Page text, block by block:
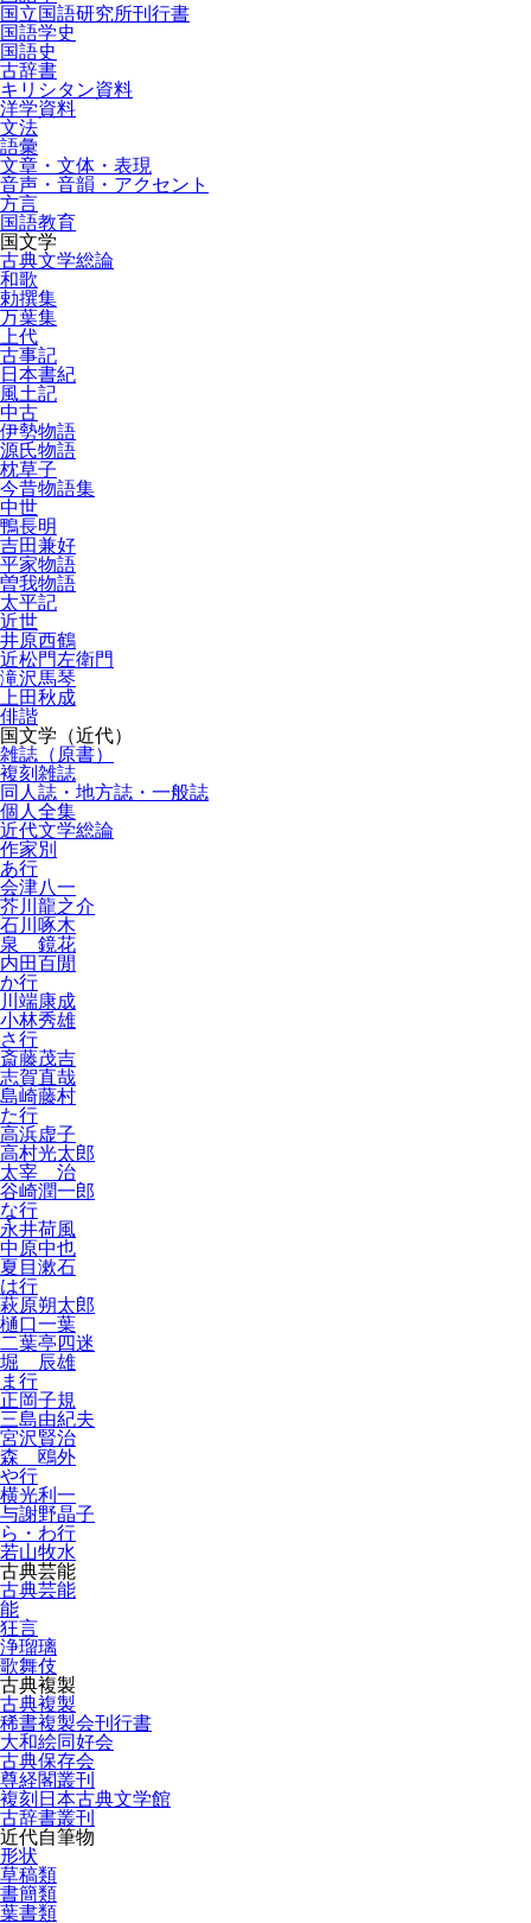
国立国語研究所刊行書
国語学史
国語史
古辞書
キリシタン資料
洋学資料
文法
語彙
文章・文体・表現
音声・音韻・アクセント
方言
国語教育
国文学
古典文学総論
和歌
勅撰集
万葉集
上代
古事記
日本書紀
風土記
中古
伊勢物語
源氏物語
枕草子
今昔物語集
中世
鴨長明
吉田兼好
平家物語
曽我物語
太平記
近世
井原西鶴
近松門左衛門
滝沢馬琴
上田秋成
俳諧
国文学（近代）
雑誌（原書）
複刻雑誌
同人誌・地方誌・一般誌
個人全集
近代文学総論
作家別
あ行
会津八一
芥川龍之介
石川啄木
泉 鏡花
内田百閒
か行
川端康成
小林秀雄
さ行
斎藤茂吉
志賀直哉
島崎藤村
た行
高浜虚子
高村光太郎
太宰 治
谷崎潤一郎
な行
永井荷風
中原中也
夏目漱石
は行
萩原朔太郎
樋口一葉
二葉亭四迷
堀 辰雄
ま行
正岡子規
三島由紀夫
宮沢賢治
森 鴎外
や行
横光利一
与謝野晶子
ら・わ行
若山牧水
古典芸能
古典芸能
能
狂言
浄瑠璃
歌舞伎
古典複製
古典複製
稀書複製会刊行書
大和絵同好会
古典保存会
尊経閣叢刊
複刻日本古典文学館
古辞書叢刊
近代自筆物
形状
草稿類
書簡類
葉書類